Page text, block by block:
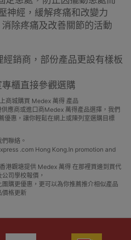
神經，緩解疼痛和改變力
除疼痛及改善關節的活動
銷商，部份產品更設有樣板
櫃直接參觀選購
商城購買 Medex 萬得 產品
應商或進口商Medex 萬得產品選擇，我們
優惠，讓你輕鬆在網上或陳列室選購目標
聯絡。
.com Hong Kong.In promotion and
港觀塘提供 Medex 萬得 在那裡買邊到買代
司學校報價，
購更優惠，更可以為你推薦推介相似產品
價格更新